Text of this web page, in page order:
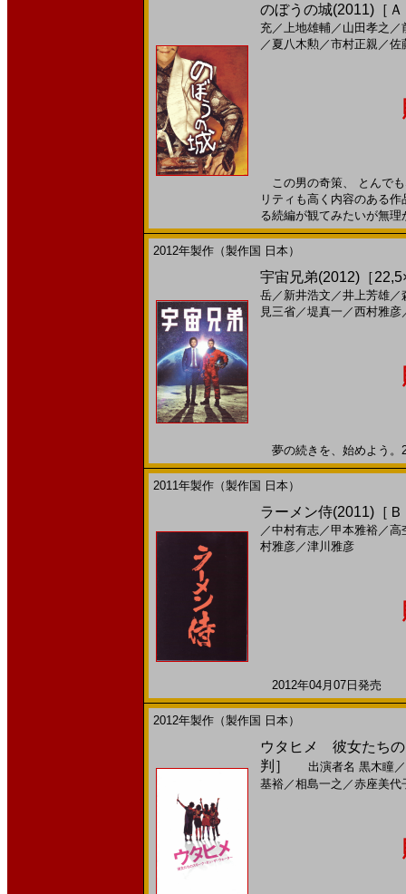
のぼうの城(2011)［
充／上地雄輔／ 山田孝之 ／
／ 夏八木勲 ／市村正親／佐
この男の奇策、 とんで
リティも高く内容のある
る続編が観てみたいが無
2012年製作（製作国 日本）
宇宙兄弟(2012)［
岳／ 新井浩文 ／井上芳雄／
見三省／堤真一 ／西村雅彦
夢の続きを、始めよう
2011年製作（製作国 日本）
ラーメン侍(2011)［
／中村有志／甲本雅裕／高
村雅彦／津川雅彦
2012年04月07日発売
2012年製作（製作国 日本）
ウタヒメ 彼女たちの
判］
出演者名 黒木瞳／
基裕／相島一之 ／赤座美代